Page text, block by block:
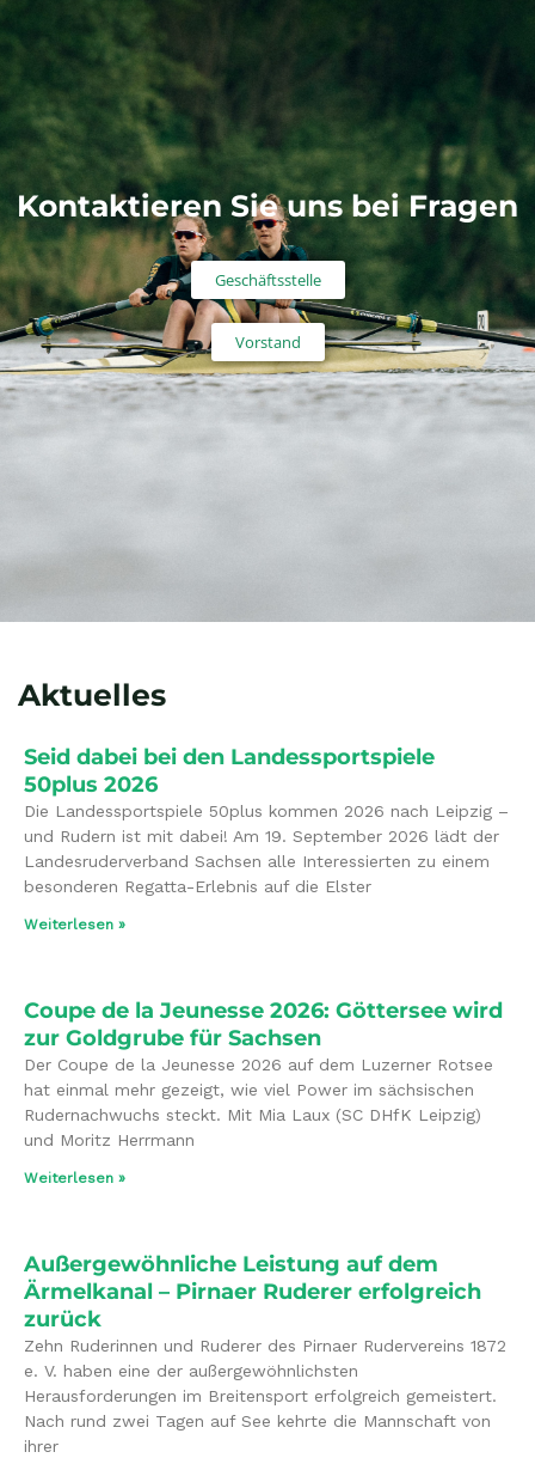
Kontaktieren Sie uns bei Fragen
Geschäftsstelle
Vorstand
Aktuelles
Seid dabei bei den Landessportspiele
50plus 2026
Die Landessportspiele 50plus kommen 2026 nach Leipzig –
und Rudern ist mit dabei! Am 19. September 2026 lädt der
Landesruderverband Sachsen alle Interessierten zu einem
besonderen Regatta-Erlebnis auf die Elster
Weiterlesen »
Coupe de la Jeunesse 2026: Göttersee wird
zur Goldgrube für Sachsen
Der Coupe de la Jeunesse 2026 auf dem Luzerner Rotsee
hat einmal mehr gezeigt, wie viel Power im sächsischen
Rudernachwuchs steckt. Mit Mia Laux (SC DHfK Leipzig)
und Moritz Herrmann
Weiterlesen »
Außergewöhnliche Leistung auf dem
Ärmelkanal – Pirnaer Ruderer erfolgreich
zurück
Zehn Ruderinnen und Ruderer des Pirnaer Rudervereins 1872
e. V. haben eine der außergewöhnlichsten
Herausforderungen im Breitensport erfolgreich gemeistert.
Nach rund zwei Tagen auf See kehrte die Mannschaft von
ihrer